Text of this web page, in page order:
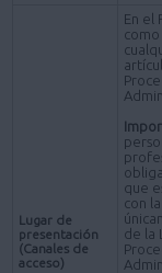
Lugar de
presentación
(Canales de
acceso)
En el
que
con
de la